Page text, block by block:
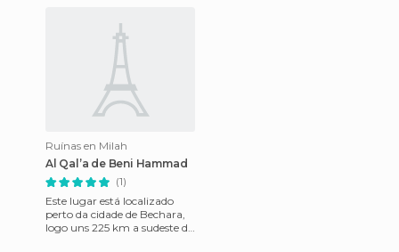
Ruínas en Milah
Al Qal’a de Beni Hammad
(1)
Este lugar está localizado
perto da cidade de Bechara,
logo uns 225 km a sudeste de